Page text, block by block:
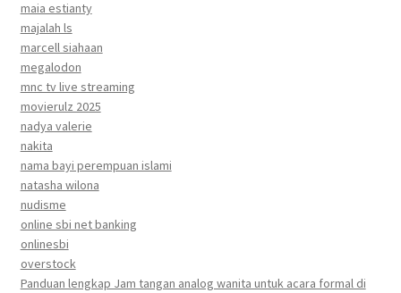
maia estianty
majalah ls
marcell siahaan
megalodon
mnc tv live streaming
movierulz 2025
nadya valerie
nakita
nama bayi perempuan islami
natasha wilona
nudisme
online sbi net banking
onlinesbi
overstock
Panduan lengkap Jam tangan analog wanita untuk acara formal di